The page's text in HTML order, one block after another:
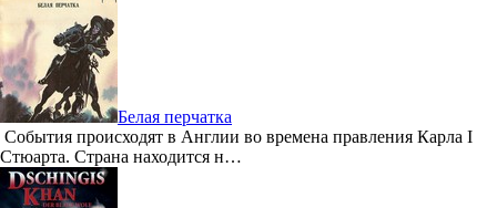
Белая перчатка
События происходят в Англии во времена правления Карла I
Стюарта. Страна находится н…